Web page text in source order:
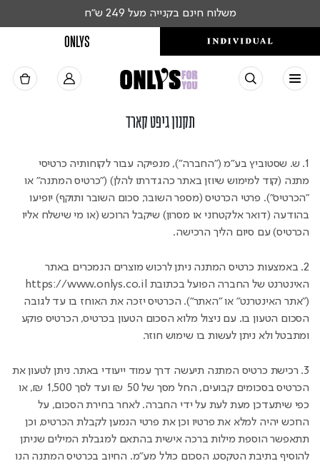
משלוח חינם בקנייה מעל 249 ש"ח
ONLYS
תקנון גיפט קארד
1. ש. שסטוביץ בע"מ ("החברה"), מנפיקה עבור לקוחותיה כרטיסי
מתנה (קוד למימוש שיוזן באתר כהגדרתו להלן) ("כרטיס המתנה" או
"הכרטיס"). פרטי הכרטיס (מספר השובר, סכום השובר ותוקף) יופיעו
בהודעה (דואר אלקטרוני או מסרון) שיקבל הרוכש (או מי שישלח אליו
הכרטיס) עם סיום הליך הרכישה.
2. באמצעות כרטיס המתנה ניתן לרכוש מוצרים הנמכרים באתר
האינטרנט של החברה הפועל בכתובת https://www.onlys.co.il
("אתר האינטרנט" או "האתר"). הכרטיס יזכה את האוחז בו עד לגובה
הסכום הטעון בו. עם ניצול מלוא הסכום הטעון בכרטיס, הכרטיס פוקע
ומתבטל ולא ניתן לעשות בו שימוש חוזר.
3. רכישת כרטיס המתנה תיעשה דרך עמוד ייעודי באתר. ניתן לטעון את
הכרטיס בסכומים קבועים, החל מסך של 50 ₪ ועד לסך 1,500 ₪, או
כפי שיתעדכן מעת לעת על ידי החברה. לאחר בחירת הסכום, על
הרוכש יהיה למלא את פרטיו וכן את פרטי הנמען לקבלת הכרטיס, וכן
תתאפשר הוספת מילות ברכה אישית בהתאם למגבלת המילים שניתן
להוסיף בתיבת הטקסט. הסכום כולל מע"מ. החיוב בכרטיס המתנה הנו